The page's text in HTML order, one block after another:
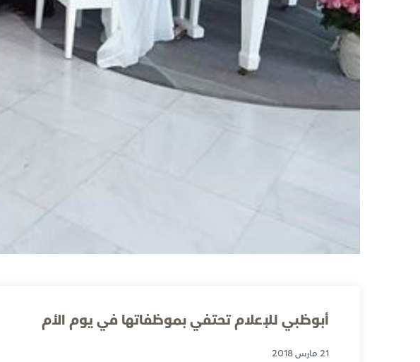
أبوظبي للإعلام تحتفي بموظفاتها في يوم الأم
21 مارس 2018